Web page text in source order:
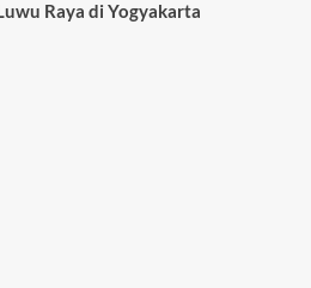
Raya di Yogyakarta